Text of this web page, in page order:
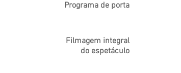
Programa de porta
Filmagem integral
do espetáculo